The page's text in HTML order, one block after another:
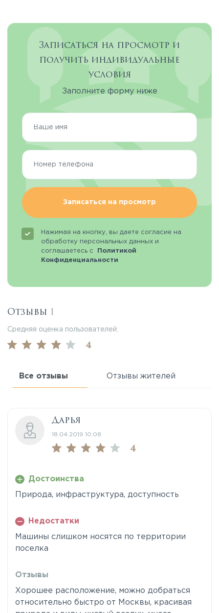
Записаться на просмотр и
получить индивидуальные
условия
Заполните форму ниже
Записаться на просмотр
Нажимая на кнопку, вы даете согласие на
обработку персональных данных и
соглашаетесь с
Политикой
Конфиденциальности
Отзывы 1
Средняя оценка пользователей:
4
Все отзывы Отзывы жителей
Дарья
18.04.2019 10:08
4
Достоинства
Природа, инфраструктура, доступность
Недостатки
Машины слишком носятся по территории
поселка
Отзывы
Хорошее расположение, можно добраться
относительно быстро от Москвы, красивая